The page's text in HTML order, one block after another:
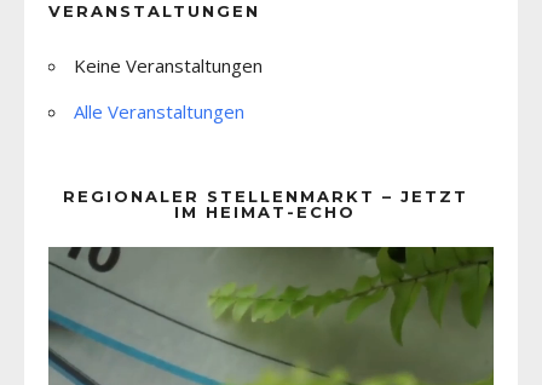
VERANSTALTUNGEN
Keine Veranstaltungen
Alle Veranstaltungen
REGIONALER STELLENMARKT – JETZT
IM HEIMAT-ECHO
Player